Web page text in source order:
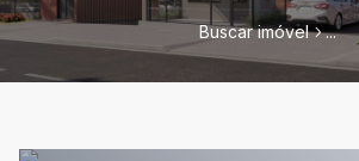
Buscar imóvel ...